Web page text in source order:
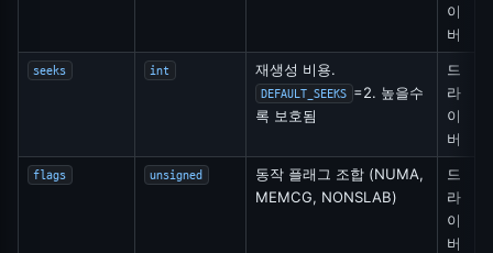
이
버
seeks int 재생성 비용.
DEFAULT_SEEKS =2. 높을수
록 보호됨
드
라
이
버
flags unsigned
동작 플래그 조합 (NUMA,
MEMCG, NONSLAB)
드
라
이
버